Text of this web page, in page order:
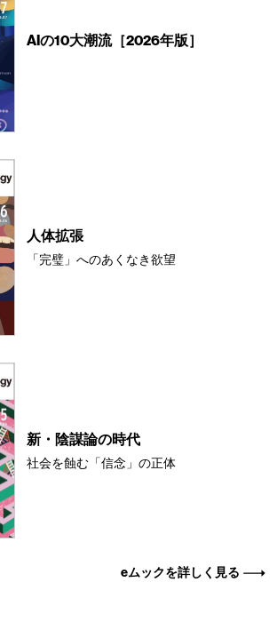
AIの10大潮流［2026年版］
人体拡張
「完璧」へのあくなき欲望
新・陰謀論の時代
社会を蝕む「信念」の正体
eムックを詳しく見る